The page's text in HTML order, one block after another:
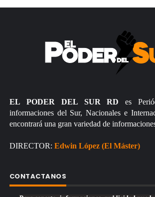
EL PODER DEL SUR RD es
informaciones del Sur, Nacionales e
encontrará una gran variedad de
DIRECTOR: Edwin López (El Máster)
CONTACTANOS